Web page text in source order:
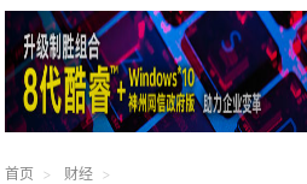
首页 财经